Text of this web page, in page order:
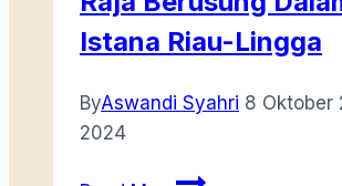
Istana Riau-Lingga
ByAswandi Syahri 8 Oktober
2024
Istiadat